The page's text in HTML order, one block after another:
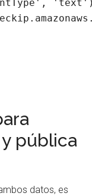
pública
datos, es